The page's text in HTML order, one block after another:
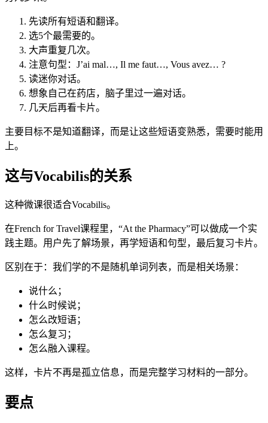
先读所有短语和翻译。
选5个最需要的。
大声重复几次。
注意句型：J’ai mal…, Il me faut…, Vous avez… ?
读迷你对话。
想象自己在药店，脑子里过一遍对话。
几天后再看卡片。
主要目标不是知道翻译，而是让这些短语变熟悉，需要时能用
上。
这与Vocabilis的关系
这种微课很适合Vocabilis。
在French for Travel课程里，“At the Pharmacy”可以做成一个实
践主题。用户先了解场景，再学短语和句型，最后复习卡片。
区别在于：我们学的不是随机单词列表，而是相关场景：
说什么；
什么时候说；
怎么改短语；
怎么复习；
怎么融入课程。
这样，卡片不再是孤立信息，而是完整学习材料的一部分。
要点